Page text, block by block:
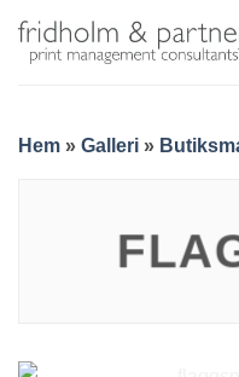
Hem » Galleri »